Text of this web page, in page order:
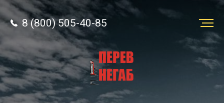
Заказать
перевозку
8 (800) 505-40-85